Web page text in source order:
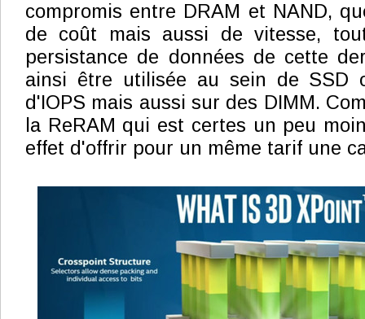
compromis entre DRAM et NAND,
de coût mais aussi de vitesse,
persistance de données de cette
ainsi être utilisée au sein de SSD
d'IOPS mais aussi sur des DIMM.
la ReRAM qui est certes un peu
effet d'offrir pour un même tarif une